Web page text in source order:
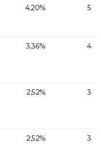
4,20% 5
3,36% 4
2,52% 3
2,52% 3